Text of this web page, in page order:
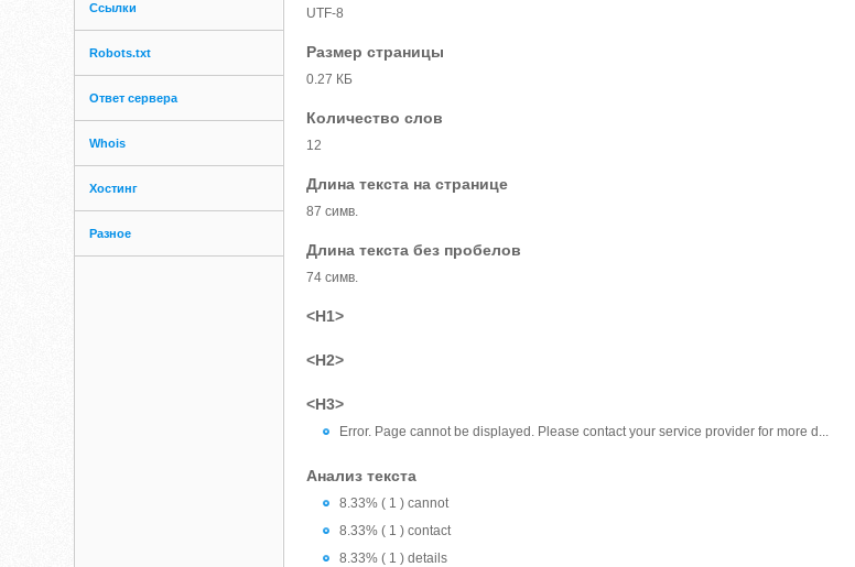
Ссылки
Robots.txt
Ответ сервера
Whois
Хостинг
Разное
UTF-8
Размер страницы
0.27 КБ
Количество слов
12
Длина текста на странице
87 симв.
Длина текста без пробелов
74 симв.
<H1>
<H2>
<H3>
Error. Page cannot be displayed. Please contact your service provider for more d...
Анализ текста
8.33% ( 1 ) cannot
8.33% ( 1 ) contact
8.33% ( 1 ) details